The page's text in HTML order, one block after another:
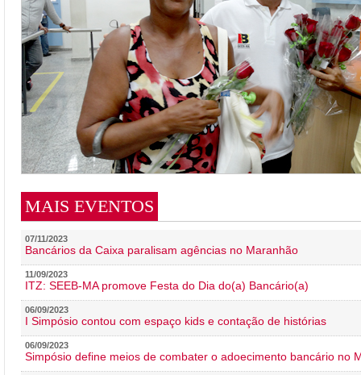
MAIS EVENTOS
07/11/2023
Bancários da Caixa paralisam agências no Maranhão
11/09/2023
ITZ: SEEB-MA promove Festa do Dia do(a) Bancário(a)
06/09/2023
I Simpósio contou com espaço kids e contação de histórias
06/09/2023
Simpósio define meios de combater o adoecimento bancário no